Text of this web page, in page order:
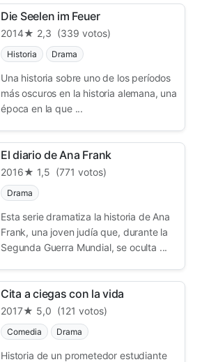
Die Seelen im Feuer
2014★ 2,3 (339 votos)
Historia Drama
Una historia sobre uno de los períodos
más oscuros en la historia alemana, una
época en la que ...
El diario de Ana Frank
2016★ 1,5 (771 votos)
Drama
Esta serie dramatiza la historia de Ana
Frank, una joven judía que, durante la
Segunda Guerra Mundial, se oculta ...
Cita a ciegas con la vida
2017★ 5,0 (121 votos)
Comedia Drama
Historia de un prometedor estudiante